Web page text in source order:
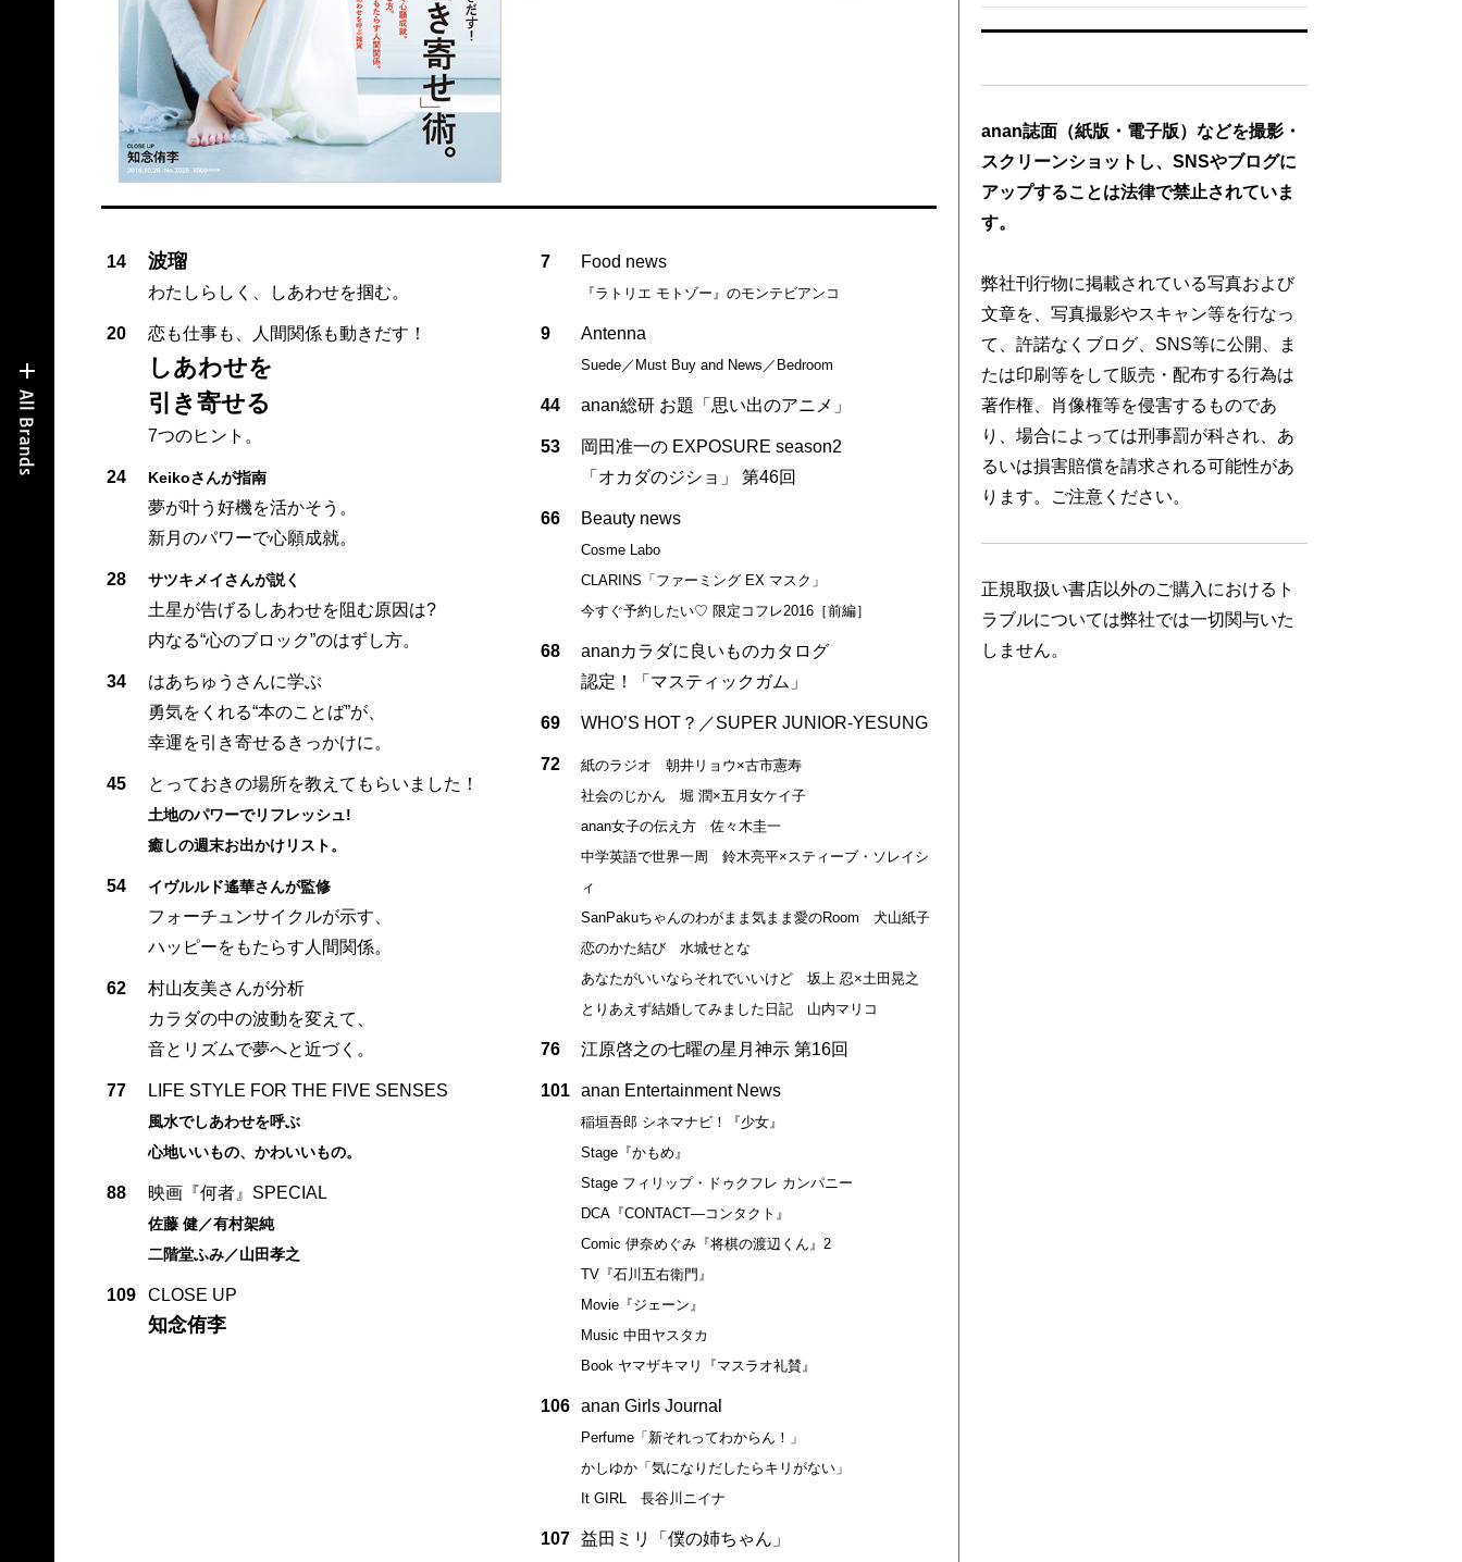
14 波瑠
わたしらしく、しあわせを掴む。
20 恋も仕事も、人間関係も動きだす！
しあわせを
引き寄せる
7つのヒント。
24 Keikoさんが指南
夢が叶う好機を活かそう。
新月のパワーで心願成就。
28 サツキメイさんが説く
土星が告げるしあわせを阻む原因は?
内なる“心のブロック”のはずし方。
34
はあちゅうさんに学ぶ
勇気をくれる“本のことば”が、
幸運を引き寄せるきっかけに。
45 とっておきの場所を教えてもらいました！
土地のパワーでリフレッシュ!
癒しの週末お出かけリスト。
54 イヴルルド遙華さんが監修
フォーチュンサイクルが示す、
ハッピーをもたらす人間関係。
62
村山友美さんが分析
カラダの中の波動を変えて、
音とリズムで夢へと近づく。
77 LIFE STYLE FOR THE FIVE SENSES
風水でしあわせを呼ぶ
心地いいもの、かわいいもの。
88 映画『何者』SPECIAL
佐藤 健／有村架純
二階堂ふみ／山田孝之
109 CLOSE UP
知念侑李
7 Food news
『ラトリエ モトゾー』のモンテビアンコ
9 Antenna
Suede／Must Buy and News／Bedroom
44 anan総研 お題「思い出のアニメ」
53
岡田准一の EXPOSURE season2
「オカダのジショ」 第46回
66 Beauty news
Cosme Labo
CLARINS「ファーミング EX マスク」
今すぐ予約したい♡ 限定コフレ2016［前編］
68
ananカラダに良いものカタログ
認定！「マスティックガム」
69 WHO’S HOT？／SUPER JUNIOR-YESUNG
72
紙のラジオ 朝井リョウ×古市憲寿
社会のじかん 堀 潤×五月女ケイ子
anan女子の伝え方 佐々木圭一
中学英語で世界一周 鈴木亮平×スティーブ・ソレイシ
ィ
SanPakuちゃんのわがまま気まま愛のRoom 犬山紙子
恋のかた結び 水城せとな
あなたがいいならそれでいいけど 坂上 忍×土田晃之
とりあえず結婚してみました日記 山内マリコ
76 江原啓之の七曜の星月神示 第16回
101 anan Entertainment News
稲垣吾郎 シネマナビ！『少女』
Stage『かもめ』
Stage フィリップ・ドゥクフレ カンパニー
DCA『CONTACT―コンタクト』
Comic 伊奈めぐみ『将棋の渡辺くん』2
TV『石川五右衛門』
Movie『ジェーン』
Music 中田ヤスタカ
Book ヤマザキマリ『マスラオ礼賛』
106 anan Girls Journal
Perfume「新それってわからん！」
かしゆか「気になりだしたらキリがない」
It GIRL 長谷川ニイナ
107 益田ミリ「僕の姉ちゃん」
anan誌面（紙版・電子版）などを撮影・
スクリーンショットし、SNSやブログに
アップすることは法律で禁止されていま
す。
弊社刊行物に掲載されている写真および
文章を、写真撮影やスキャン等を行なっ
て、許諾なくブログ、SNS等に公開、ま
たは印刷等をして販売・配布する行為は
著作権、肖像権等を侵害するものであ
り、場合によっては刑事罰が科され、あ
るいは損害賠償を請求される可能性があ
ります。ご注意ください。
正規取扱い書店以外のご購入におけるト
ラブルについては弊社では一切関与いた
しません。